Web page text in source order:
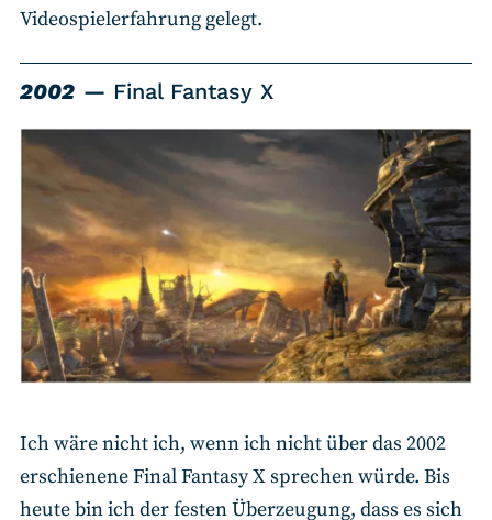
Videospielerfahrung gelegt.
2002 Final Fantasy X
Ich wäre nicht ich, wenn ich nicht über das 2002
erschienene Final Fantasy X sprechen würde. Bis
heute bin ich der festen Überzeugung, dass es sich